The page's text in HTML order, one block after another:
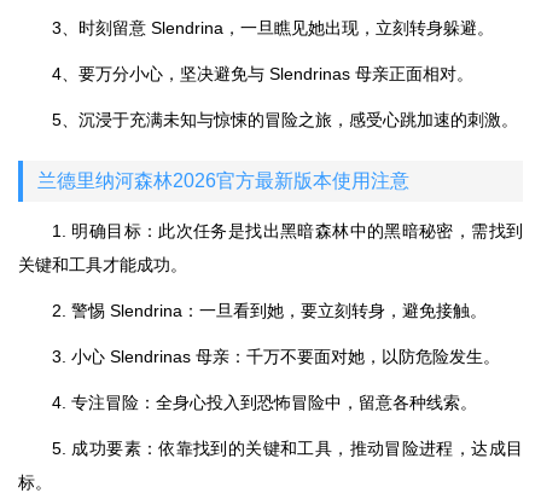
3、时刻留意 Slendrina，一旦瞧见她出现，立刻转身躲避。
4、要万分小心，坚决避免与 Slendrinas 母亲正面相对。
5、沉浸于充满未知与惊悚的冒险之旅，感受心跳加速的刺激。
兰德里纳河森林2026官方最新版本使用注意
1. 明确目标：此次任务是找出黑暗森林中的黑暗秘密，需找到
关键和工具才能成功。
2. 警惕 Slendrina：一旦看到她，要立刻转身，避免接触。
3. 小心 Slendrinas 母亲：千万不要面对她，以防危险发生。
4. 专注冒险：全身心投入到恐怖冒险中，留意各种线索。
5. 成功要素：依靠找到的关键和工具，推动冒险进程，达成目
标。